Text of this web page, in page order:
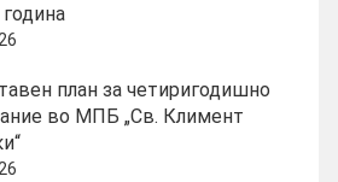
план за четиригодишно
во МПБ „Св. Климент